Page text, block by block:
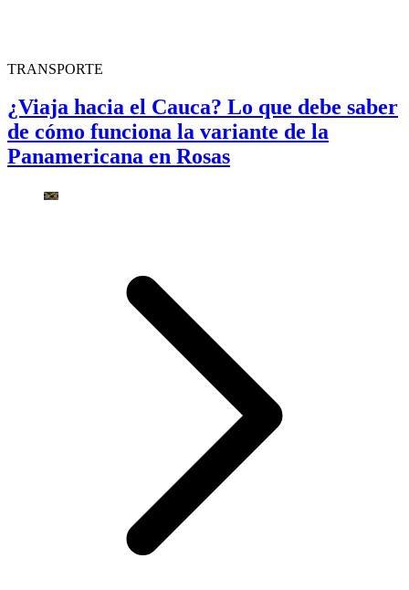
TRANSPORTE
¿Viaja hacia el Cauca? Lo que debe saber
de cómo funciona la variante de la
Panamericana en Rosas